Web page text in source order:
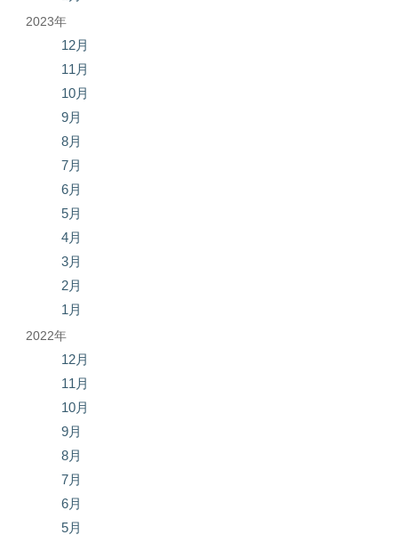
2023年
12月
11月
10月
9月
8月
7月
6月
5月
4月
3月
2月
1月
2022年
12月
11月
10月
9月
8月
7月
6月
5月